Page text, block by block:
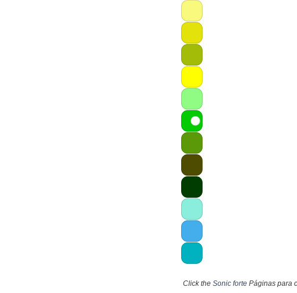
Click the Sonic fortePáginas para